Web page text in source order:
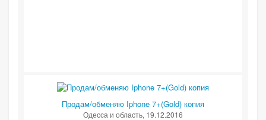
Продам/обменяю Iphone 7+(Gold) копия
Одесса и область, 19.12.2016